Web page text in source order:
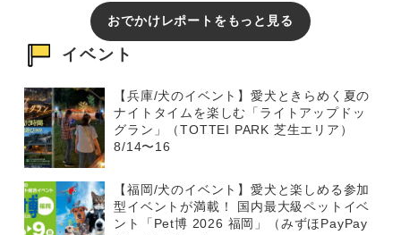
おでかけレポートをもっと見る
イベント
【兵庫/犬のイベント】愛犬ときらめく夏の
ナイトタイムを楽しむ「ライトアップドッ
グラン」（TOTTEI PARK 芝生エリア）
8/14〜16
【福岡/犬のイベント】愛犬と楽しめる参加
型イベントが満載！ 国内最大級ペットイベ
ント「Pet博 2026 福岡」（みずほPayPay